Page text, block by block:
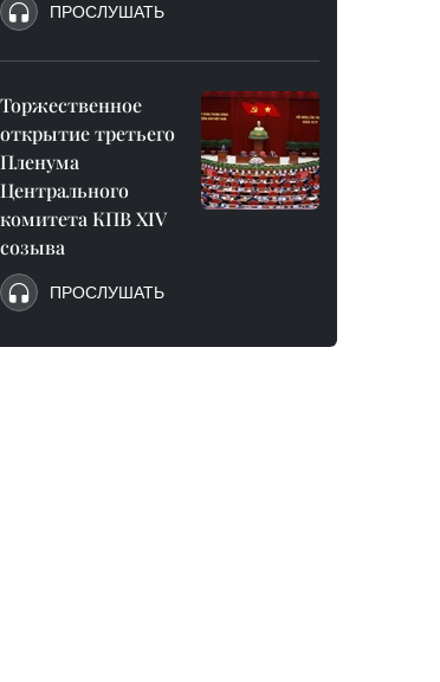
ПРОСЛУШАТЬ
Торжественное
открытие третьего
Пленума
Центрального
комитета КПВ XIV
созыва
ПРОСЛУШАТЬ